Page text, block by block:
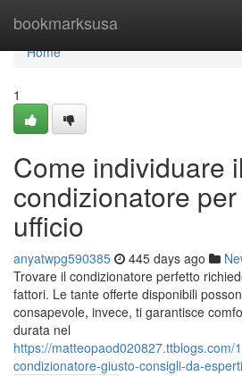
bookmarksusa
Home
Home
1
Come individuare
condizionatore
ufficio
anyatwpg590385 445 days ago
Trovare il condizionatore perfetto
fattori. Le tante offerte disponibili
consapevole, invece, ti garantisce
durata nel
https://matteopaod020827.ttblogs.com/
condizionatore-giusto-consigli-da-esperti